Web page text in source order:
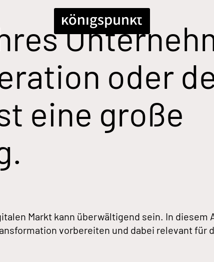
oder
eine große
Markt kann überwältigend sein. In diesem
vorbereiten und dabei relevant für